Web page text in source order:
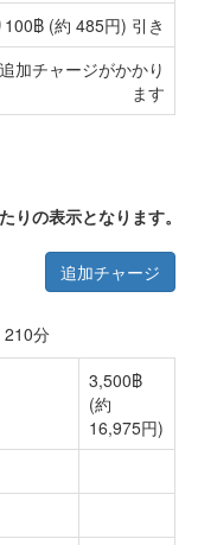
฿ (約 485円) 引き
加チャージがかかり
ます
りの表示となります。
追加チャージ
分
3,500฿
(約
16,975円)